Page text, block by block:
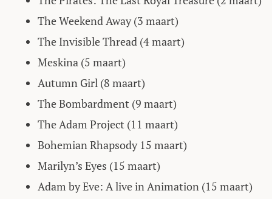
The Weekend Away (3 maart)
The Invisible Thread (4 maart)
Meskina (5 maart)
Autumn Girl (8 maart)
The Bombardment (9 maart)
The Adam Project (11 maart)
Bohemian Rhapsody 15 maart)
Marilyn’s Eyes (15 maart)
Adam by Eve: A live in Animation (15 maart)